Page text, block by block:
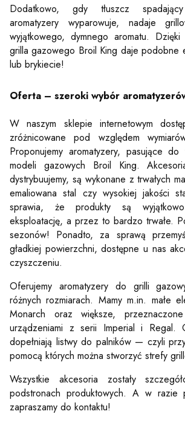
Dodatkowo, gdy tłuszcz
aromatyzery wyparowuje, nadaje
wyjątkowego, dymnego aromatu.
grilla gazowego Broil King daje podobne
lub brykiecie!
Oferta – szeroki wybór
W naszym sklepie internetowym
zróżnicowane pod względem
Proponujemy aromatyzery, pasujące do
modeli gazowych Broil King.
dystrybuujemy, są wykonane z trwałych
emaliowana stal czy wysokiej jakości
sprawia, że produkty są
eksploatację, a przez to bardzo trwałe.
sezonów! Ponadto, za sprawą
gładkiej powierzchni, dostępne u nas
czyszczeniu.
Oferujemy aromatyzery do grilli
różnych rozmiarach. Mamy m.in. małe
Monarch oraz większe,
urządzeniami z serii Imperial i Regal.
dopełniają listwy do palników — czyli
pomocą których można stworzyć strefy
Wszystkie akcesoria zostały
podstronach produktowych. A w
zapraszamy do kontaktu!